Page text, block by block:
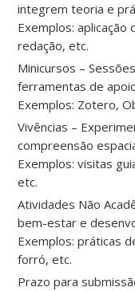
integrem teoria e
Exemplos:
redação, etc.
Minicursos –
ferramentas de
Exemplos: Zotero,
Vivências –
compreensão
Exemplos: visitas
etc.
Atividades Não
bem-estar e
Exemplos: práticas
forró, etc.
Prazo para